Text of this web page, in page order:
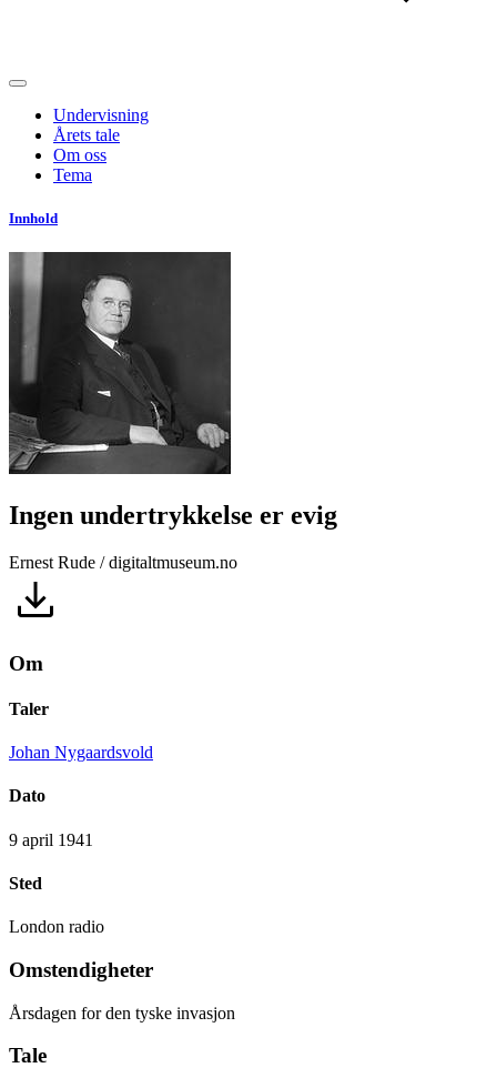
Undervisning
Årets tale
Om oss
Tema
Innhold
Ingen undertrykkelse er evig
Ernest Rude / digitaltmuseum.no
Om
Taler
Johan Nygaardsvold
Dato
9 april 1941
Sted
London radio
Omstendigheter
Årsdagen for den tyske invasjon
Tale